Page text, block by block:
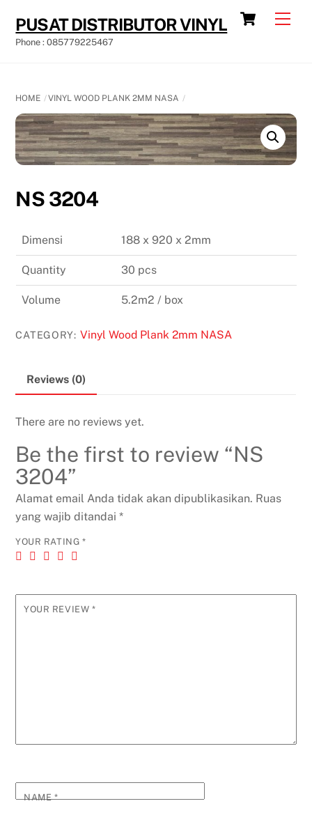
content
Cart
PUSAT DISTRIBUTOR VINYL
Phone : 085779225467
HOME VINYL WOOD PLANK 2MM NASA
NS 3204
Dimensi 188 x 920 x 2mm
Quantity 30 pcs
Volume 5.2m2 / box
CATEGORY: Vinyl Wood Plank 2mm NASA
Reviews (0)
There are no reviews yet.
Be the first to review “NS
3204”
Alamat email Anda tidak akan dipublikasikan. Ruas
yang wajib ditandai*
YOUR RATING *
YOUR REVIEW *
NAME*